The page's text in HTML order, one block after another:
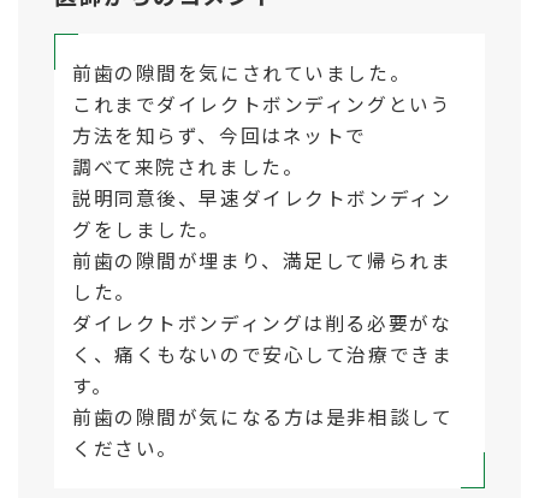
前歯の隙間を気にされていました。
これまでダイレクトボンディングという
方法を知らず、今回はネットで
調べて来院されました。
説明同意後、早速ダイレクトボンディン
グをしました。
前歯の隙間が埋まり、満足して帰られま
した。
ダイレクトボンディングは削る必要がな
く、痛くもないので安心して治療できま
す。
前歯の隙間が気になる方は是非相談して
ください。